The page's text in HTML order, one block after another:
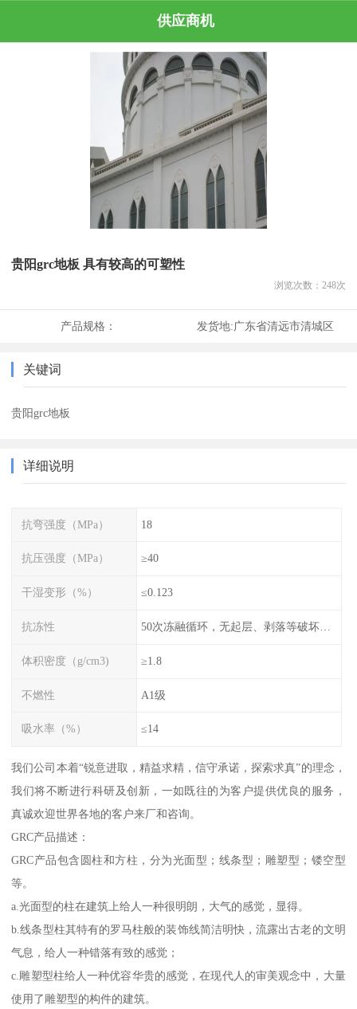
供应商机
贵阳grc地板 具有较高的可塑性
浏览次数： 248次
产品规格： 发货地:广东省清远市清城区
关键词
贵阳grc地板
详细说明
抗弯强度（MPa） 18
抗压强度（MPa） ≥40
干湿变形（%） ≤0.123
抗冻性 50次冻融循环，无起层、剥落等破坏现象
体积密度（g/cm3) ≥1.8
不燃性 A1级
吸水率（%） ≤14
我们公司本着“锐意进取，精益求精，信守承诺，探索求真”的理念，
我们将不断进行科研及创新，一如既往的为客户提供优良的服务，
真诚欢迎世界各地的客户来厂和咨询。
GRC产品描述：
GRC产品包含圆柱和方柱，分为光面型；线条型；雕塑型；镂空型
等。
a.光面型的柱在建筑上给人一种很明朗，大气的感觉，显得。
b.线条型柱其特有的罗马柱般的装饰线简洁明快，流露出古老的文明
气息，给人一种错落有致的感觉；
c.雕塑型柱给人一种优容华贵的感觉，在现代人的审美观念中，大量
使用了雕塑型的构件的建筑。